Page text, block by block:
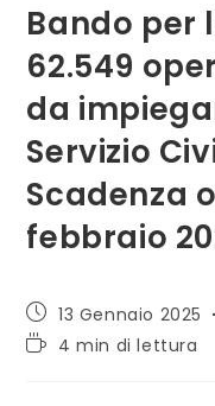
Bando per
62.549
da
Servizio
Scadenza
febbraio
Articolo
pubblicato:
13 Gennaio 2025
Tempo4 min di lettura